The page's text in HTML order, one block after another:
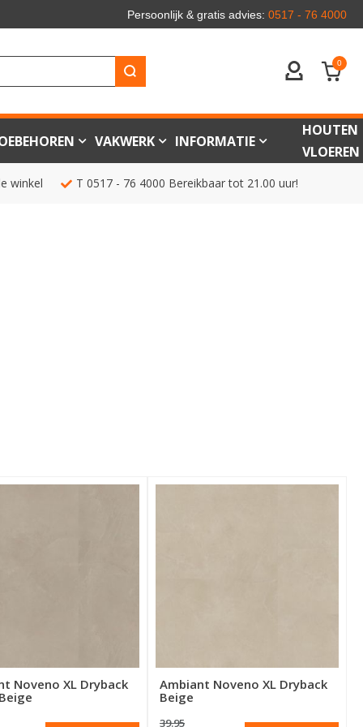
Persoonlijk & gratis advies: 0517 - 76 4000
ACCOUNT
0
VAKWERK INFORMATIE
HOUTEN
VLOEREN
winkel T 0517 - 76 4000 Bereikbaar tot 21.00 uur!
Noveno XL Dryback
Ambiant Noveno XL Dryback
Beige
39.95